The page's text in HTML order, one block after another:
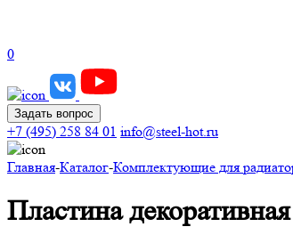
0
Задать вопрос
+7 (495) 258 84 01 info@steel-hot.ru
Главная-Каталог-Комплектующие для
Пластина